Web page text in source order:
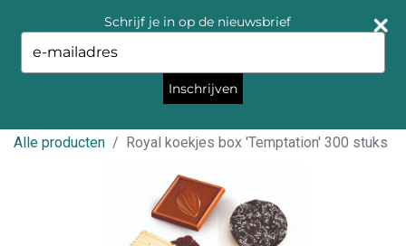
Alle producten Royal koekjes box 'Temptation' 300 stuks
Schrijf je in op de nieuwsbrief
your
email
Inschrijven